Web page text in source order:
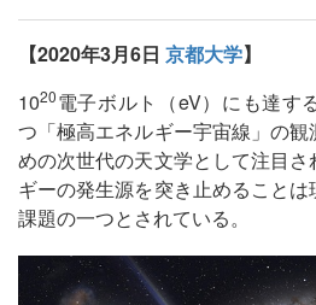
【2020年3月6日 京都大学】
1020電子ボルト（eV）にも達す
つ「極高エネルギー宇宙線」の
めの次世代の天文学として注目
ギーの発生源を突き止めること
課題の一つとされている。